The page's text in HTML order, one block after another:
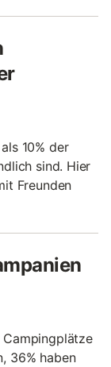
10% der
sind. Hier
Freunden
Campingplätze
36% haben